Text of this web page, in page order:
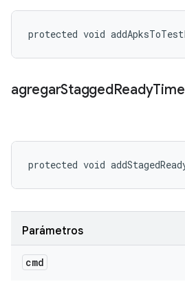
protected void
agregarStaggedReady
protected void
Parámetros
cmd